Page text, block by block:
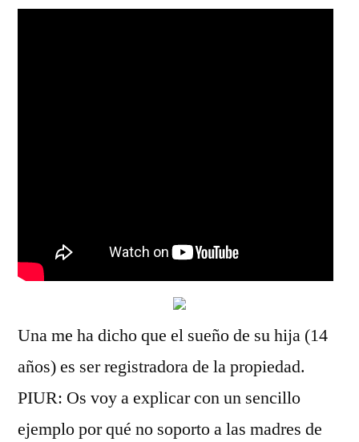
Una me ha dicho que el sueño de su hija (14
años) es ser registradora de la propiedad.
PIUR: Os voy a explicar con un sencillo
ejemplo por qué no soporto a las madres de